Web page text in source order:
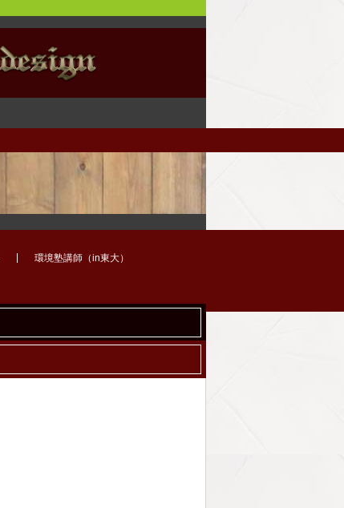
環境塾講師（in東大）